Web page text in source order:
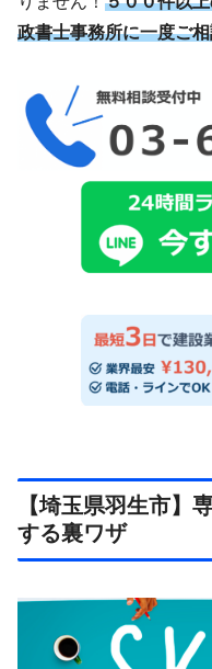
政書士事務所に一度ご
【埼玉県羽生市】
する裏ワザ